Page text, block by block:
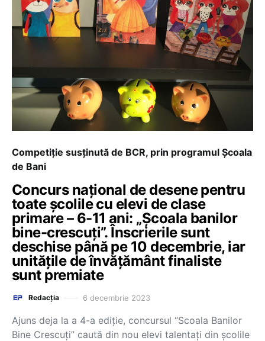
Competiție susținută de BCR, prin programul Școala
de Bani
Concurs național de desene pentru
toate școlile cu elevi de clase
primare – 6-11 ani: „Școala banilor
bine-crescuți”. Înscrierile sunt
deschise până pe 10 decembrie, iar
unitățile de învățământ finaliste
sunt premiate
Redacția 6 decembrie 2023
Ajuns deja la a 4-a ediție, concursul “Scoala Banilor
Bine Crescuți” caută din nou elevi talentați din școlile